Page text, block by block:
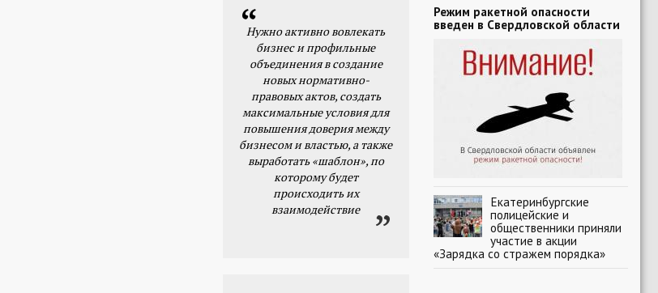
Нужно активно вовлекать
бизнес и профильные
объединения в создание
новых нормативно-
правовых актов, создать
максимальные условия для
повышения доверия между
бизнесом и властью, а также
выработать «шаблон», по
которому будет
происходить их
взаимодействие
Режим ракетной опасности
введен в Свердловской области
Екатеринбургские
полицейские и
общественники приняли
участие в акции
«Зарядка со стражем порядка»